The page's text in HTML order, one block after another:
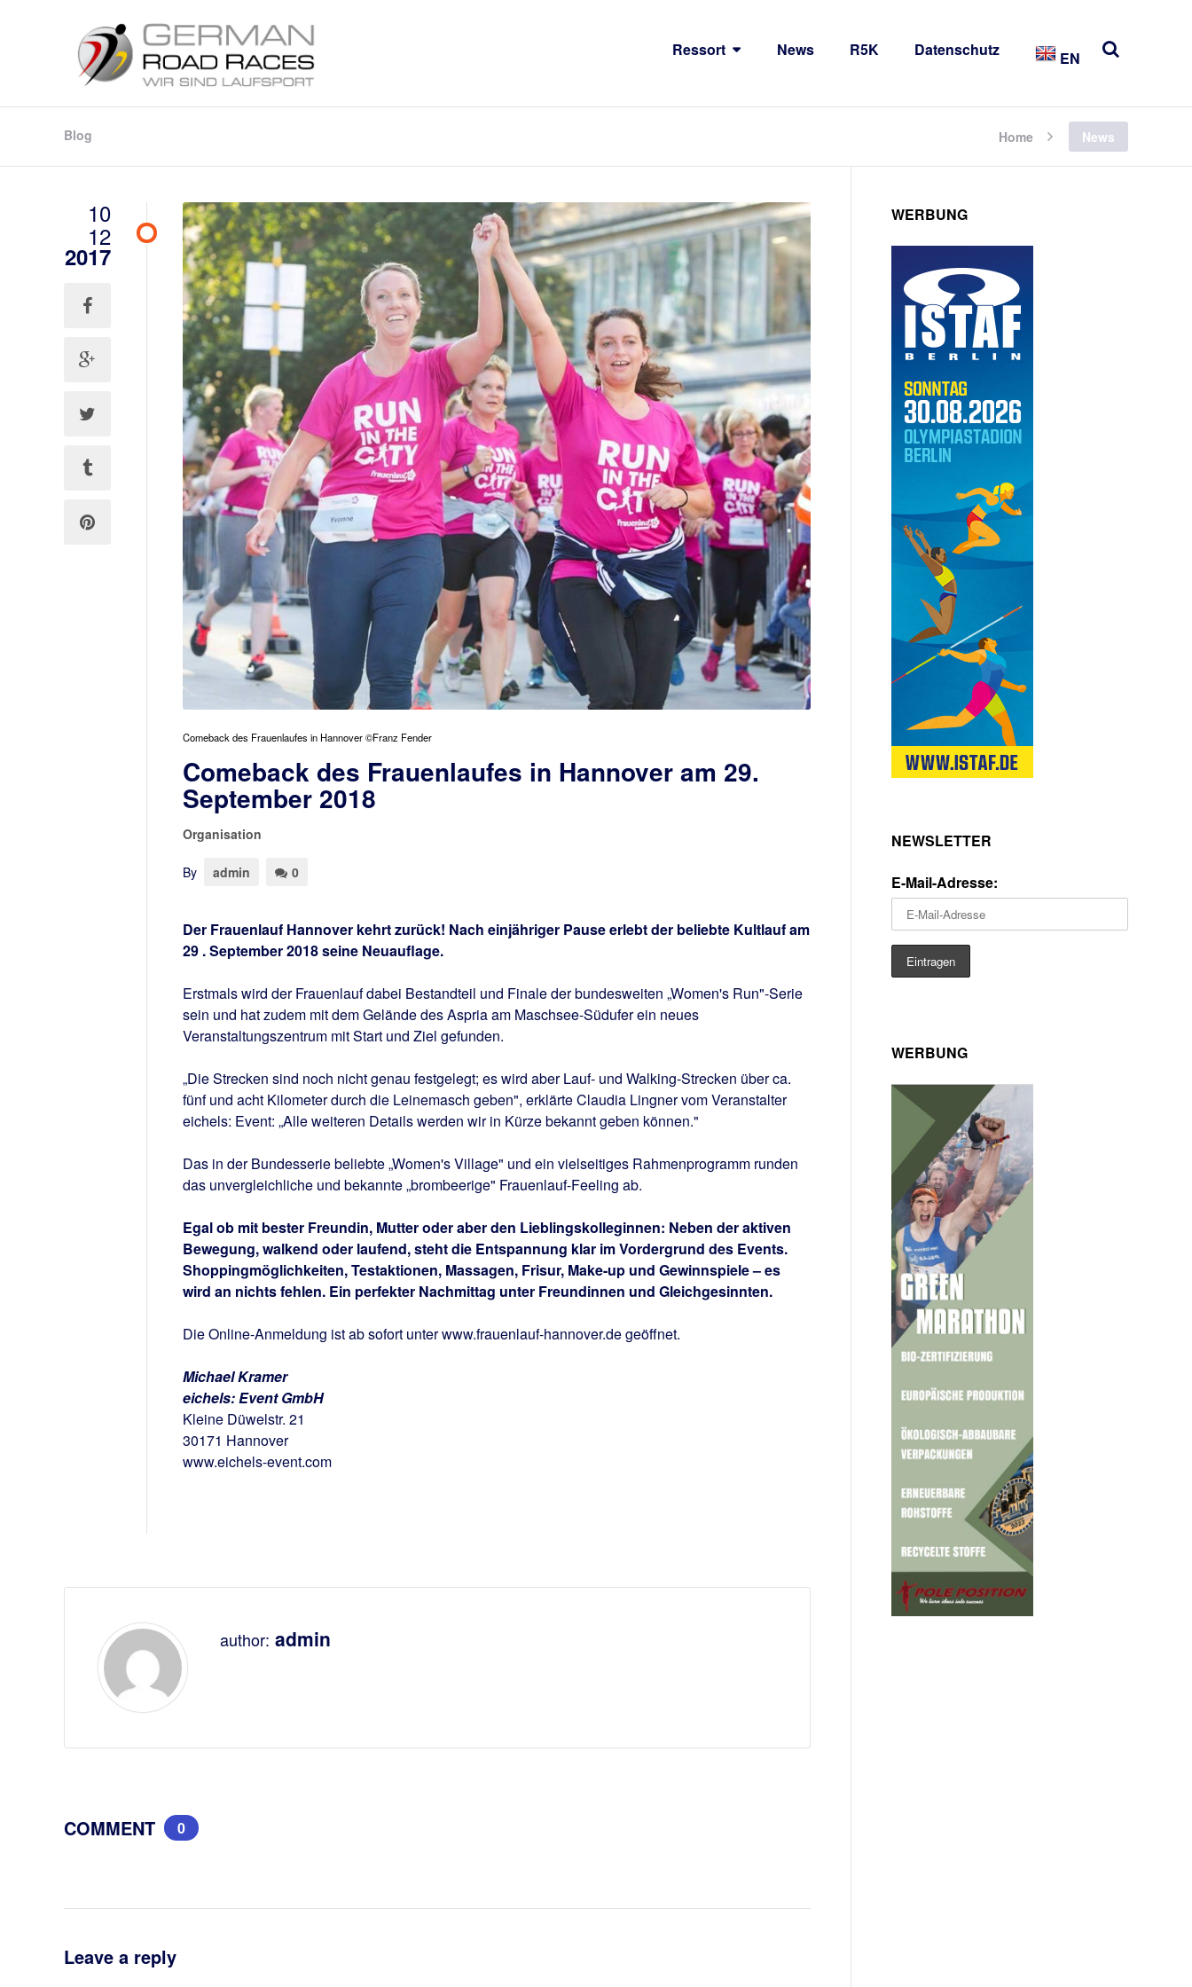
Ressort News R5K Datenschutz EN
Blog Home News
10
12
2017
Comeback des Frauenlaufes in Hannover ©Franz Fender
Comeback des Frauenlaufes in Hannover am 29.
September 2018
Organisation
By admin 0
Der Frauenlauf Hannover kehrt zurück! Nach einjähriger Pause erlebt der beliebte Kultlauf am
29 . September 2018 seine Neuauflage.
Erstmals wird der Frauenlauf dabei Bestandteil und Finale der bundesweiten „Women's Run"-Serie
sein und hat zudem mit dem Gelände des Aspria am Maschsee-Südufer ein neues
Veranstaltungszentrum mit Start und Ziel gefunden.
„Die Strecken sind noch nicht genau festgelegt; es wird aber Lauf- und Walking-Strecken über ca.
fünf und acht Kilometer durch die Leinemasch geben", erklärte Claudia Lingner vom Veranstalter
eichels: Event: „Alle weiteren Details werden wir in Kürze bekannt geben können."
Das in der Bundesserie beliebte „Women's Village" und ein vielseitiges Rahmenprogramm runden
das unvergleichliche und bekannte „brombeerige" Frauenlauf-Feeling ab.
Egal ob mit bester Freundin, Mutter oder aber den Lieblingskolleginnen: Neben der aktiven
Bewegung, walkend oder laufend, steht die Entspannung klar im Vordergrund des Events.
Shoppingmöglichkeiten, Testaktionen, Massagen, Frisur, Make-up und Gewinnspiele – es
wird an nichts fehlen. Ein perfekter Nachmittag unter Freundinnen und Gleichgesinnten.
Die Online-Anmeldung ist ab sofort unter www.frauenlauf-hannover.de geöffnet.
Michael Kramer
eichels: Event GmbH
Kleine Düwelstr. 21
30171 Hannover
www.eichels-event.com
author: admin
COMMENT 0
Leave a reply
WERBUNG
NEWSLETTER
E-Mail-Adresse:
WERBUNG